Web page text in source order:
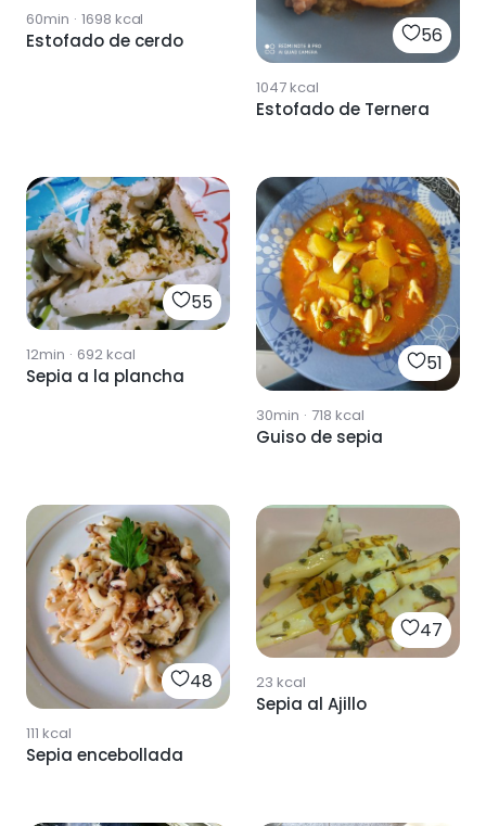
60min · 1698 kcal
Estofado de cerdo 56
1047kcal
Estofado de Ternera
55
12min · 692kcal
Sepia a la plancha
51
30min · 718 kcal
Guiso de sepia
48
111 kcal
Sepia encebollada
47
23 kcal
Sepia al Ajillo